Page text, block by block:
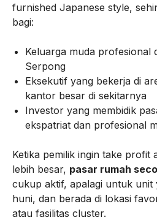
furnished Japanese style,
bagi:
Keluarga muda profesional
Serpong
Eksekutif yang bekerja di
kantor besar di sekitarnya
Investor yang membidik
ekspatriat dan profesional
Ketika pemilik ingin take profit
lebih besar, pasar rumah
cukup aktif, apalagi untuk unit
huni, dan berada di lokasi
atau fasilitas cluster.